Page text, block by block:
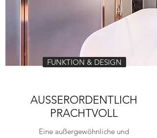
FUNKTION & DESIGN
Eine außergewöhnliche und
AUSSERORDENTLICH
PRACHTVOLL